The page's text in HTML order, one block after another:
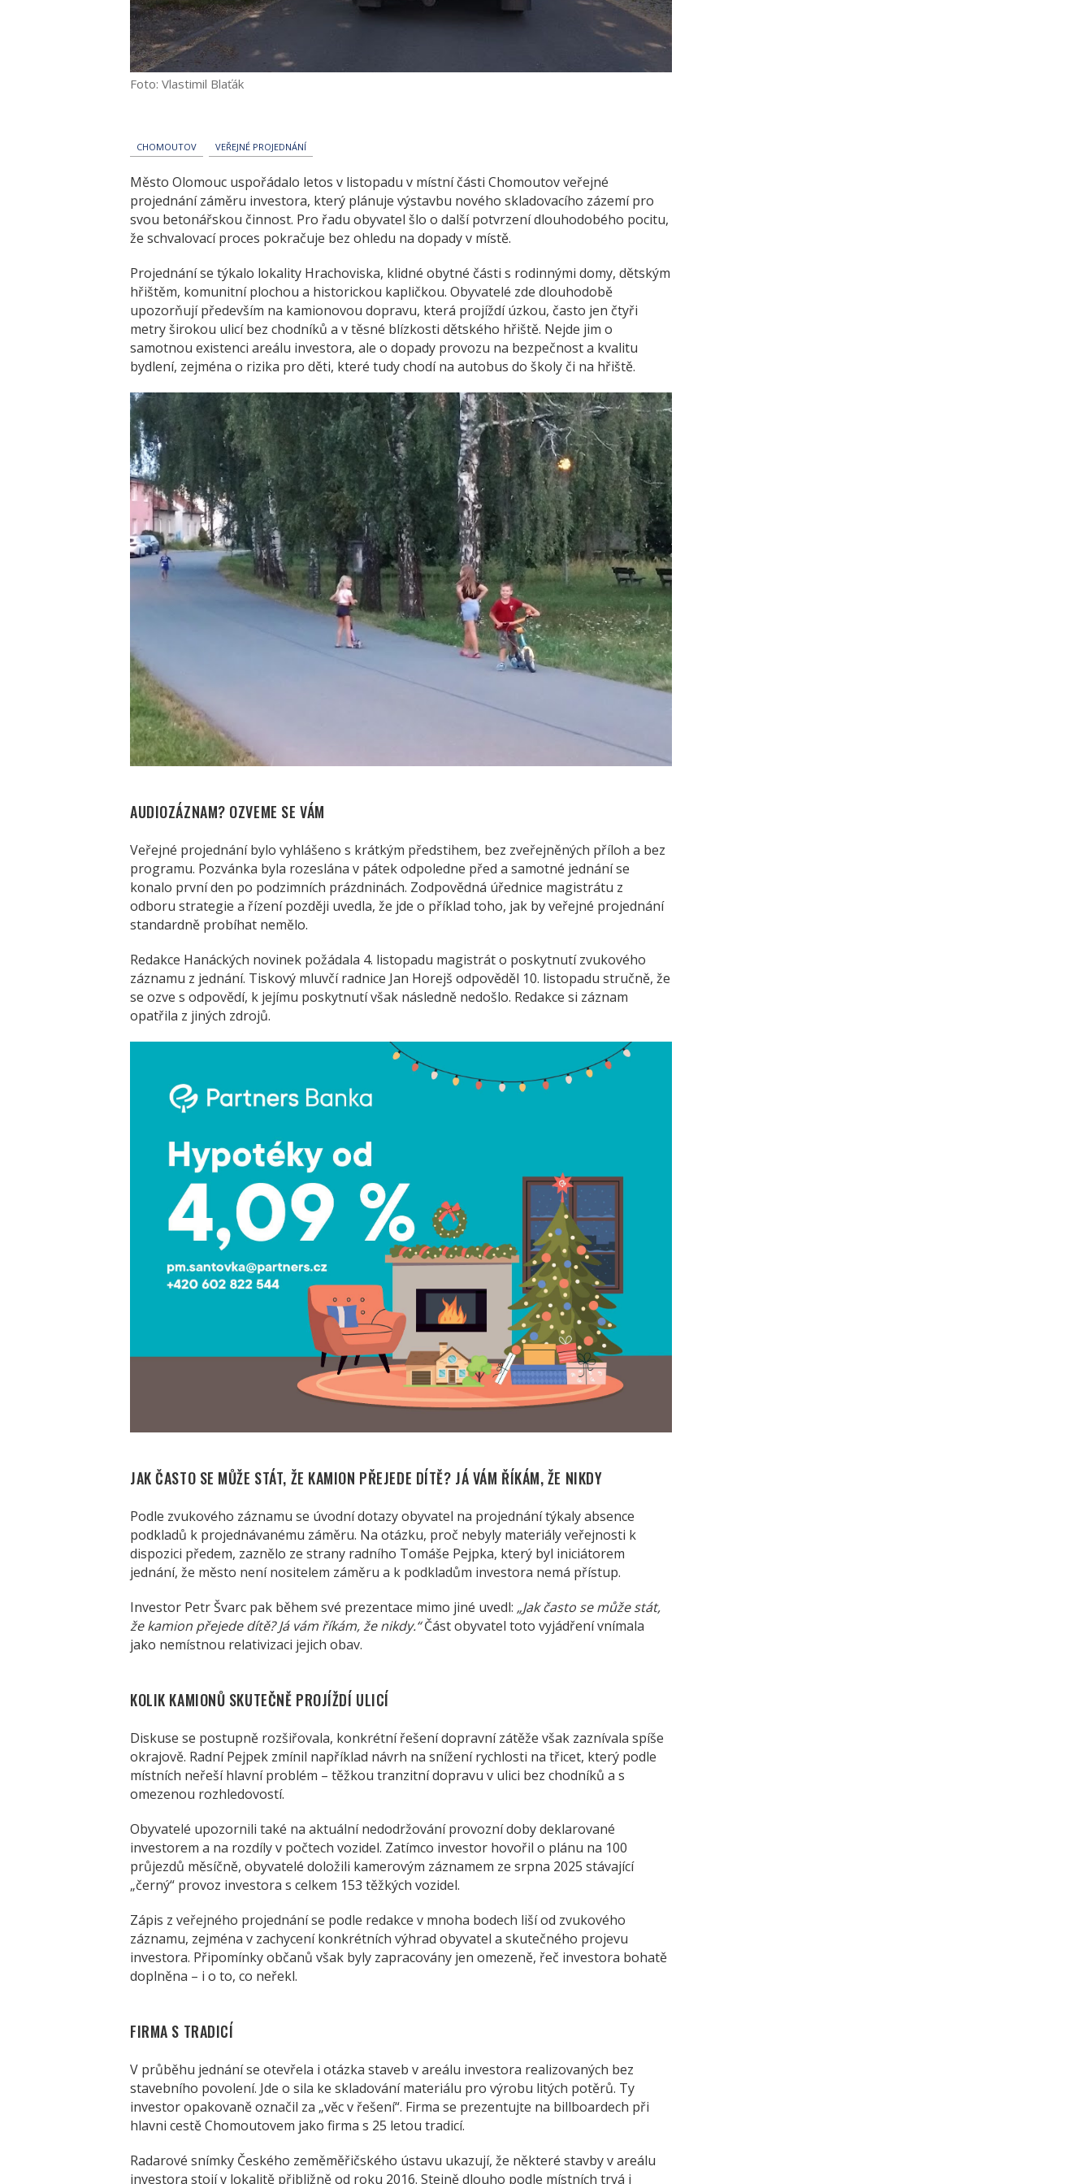
Foto: Vlastimil Blaťák
CHOMOUTOV VEŘEJNÉ PROJEDNÁNÍ
Město Olomouc uspořádalo letos v listopadu v místní části Chomoutov veřejné
projednání záměru investora, který plánuje výstavbu nového skladovacího zázemí pro
svou betonářskou činnost. Pro řadu obyvatel šlo o další potvrzení dlouhodobého pocitu,
že schvalovací proces pokračuje bez ohledu na dopady v místě.
Projednání se týkalo lokality Hrachoviska, klidné obytné části s rodinnými domy, dětským
hřištěm, komunitní plochou a historickou kapličkou. Obyvatelé zde dlouhodobě
upozorňují především na kamionovou dopravu, která projíždí úzkou, často jen čtyři
metry širokou ulicí bez chodníků a v těsné blízkosti dětského hřiště. Nejde jim o
samotnou existenci areálu investora, ale o dopady provozu na bezpečnost a kvalitu
bydlení, zejména o rizika pro děti, které tudy chodí na autobus do školy či na hřiště.
AUDIOZÁZNAM? OZVEME SE VÁM
Veřejné projednání bylo vyhlášeno s krátkým předstihem, bez zveřejněných příloh a bez
programu. Pozvánka byla rozeslána v pátek odpoledne před a samotné jednání se
konalo první den po podzimních prázdninách. Zodpovědná úřednice magistrátu z
odboru strategie a řízení později uvedla, že jde o příklad toho, jak by veřejné projednání
standardně probíhat nemělo.
Redakce Hanáckých novinek požádala 4. listopadu magistrát o poskytnutí zvukového
záznamu z jednání. Tiskový mluvčí radnice Jan Horejš odpověděl 10. listopadu stručně, že
se ozve s odpovědí, k jejímu poskytnutí však následně nedošlo. Redakce si záznam
opatřila z jiných zdrojů.
JAK ČASTO SE MŮŽE STÁT, ŽE KAMION PŘEJEDE DÍTĚ? JÁ VÁM ŘÍKÁM, ŽE NIKDY
Podle zvukového záznamu se úvodní dotazy obyvatel na projednání týkaly absence
podkladů k projednávanému záměru. Na otázku, proč nebyly materiály veřejnosti k
dispozici předem, zaznělo ze strany radního Tomáše Pejpka, který byl iniciátorem
jednání, že město není nositelem záměru a k podkladům investora nemá přístup.
Investor Petr Švarc pak během své prezentace mimo jiné uvedl: „Jak často se může stát,
že kamion přejede dítě? Já vám říkám, že nikdy.“Část obyvatel toto vyjádření vnímala
jako nemístnou relativizaci jejich obav.
KOLIK KAMIONŮ SKUTEČNĚ PROJÍŽDÍ ULICÍ
Diskuse se postupně rozšiřovala, konkrétní řešení dopravní zátěže však zaznívala spíše
okrajově. Radní Pejpek zmínil například návrh na snížení rychlosti na třicet, který podle
místních neřeší hlavní problém – těžkou tranzitní dopravu v ulici bez chodníků a s
omezenou rozhledovostí.
Obyvatelé upozornili také na aktuální nedodržování provozní doby deklarované
investorem a na rozdíly v počtech vozidel. Zatímco investor hovořil o plánu na 100
průjezdů měsíčně, obyvatelé doložili kamerovým záznamem ze srpna 2025 stávající
„černý“ provoz investora s celkem 153 těžkých vozidel.
Zápis z veřejného projednání se podle redakce v mnoha bodech liší od zvukového
záznamu, zejména v zachycení konkrétních výhrad obyvatel a skutečného projevu
investora. Připomínky občanů však byly zapracovány jen omezeně, řeč investora bohatě
doplněna – i o to, co neřekl.
FIRMA S TRADICÍ
V průběhu jednání se otevřela i otázka staveb v areálu investora realizovaných bez
stavebního povolení. Jde o sila ke skladování materiálu pro výrobu litých potěrů. Ty
investor opakovaně označil za „věc v řešení“. Firma se prezentujte na billboardech při
hlavni cestě Chomoutovem jako firma s 25 letou tradicí.
Radarové snímky Českého zeměměřičského ústavu ukazují, že některé stavby v areálu
investora stojí v lokalitě přibližně od roku 2016. Stejně dlouho podle místních trvá i